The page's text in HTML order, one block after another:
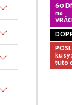
60
na
kusy
tuto